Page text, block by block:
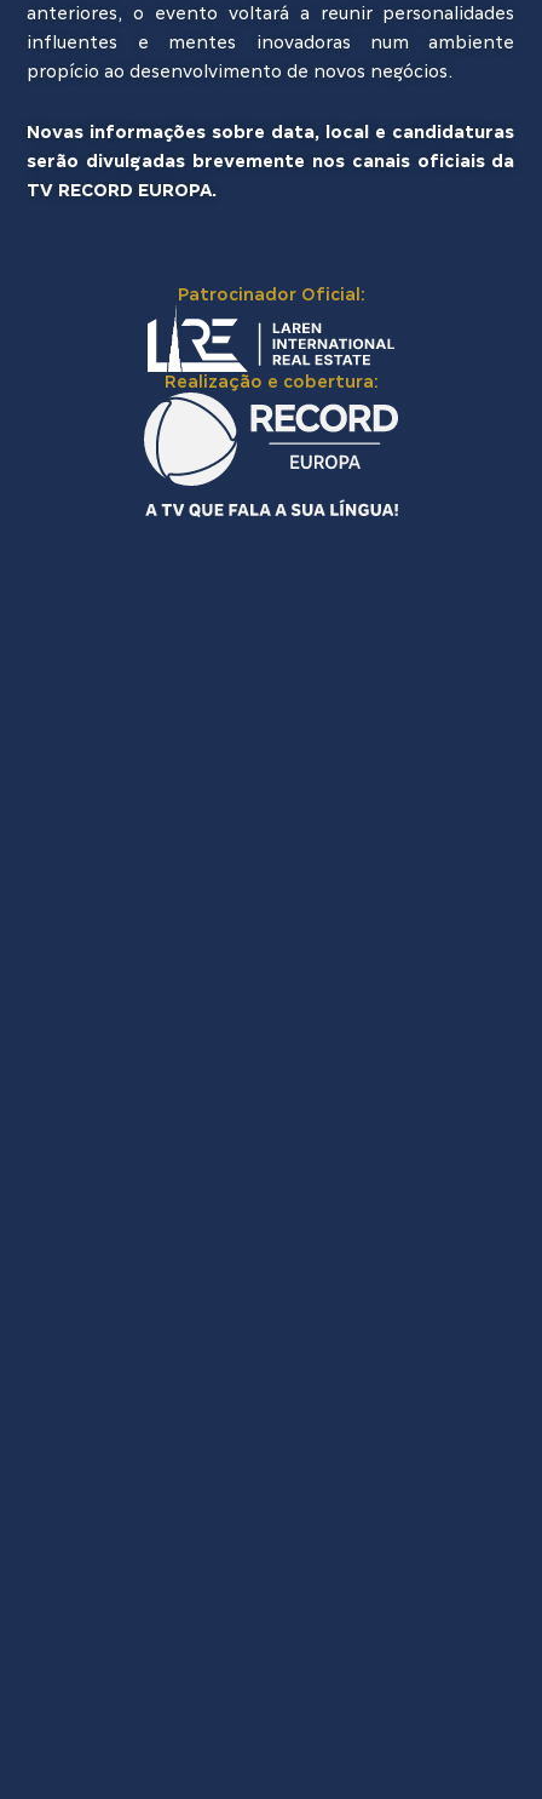
anteriores, o evento voltará a reunir personalidades
influentes e mentes inovadoras num ambiente
propício ao desenvolvimento de novos negócios.
Novas informações sobre data, local e candidaturas
serão divulgadas brevemente nos canais oficiais da
TV RECORD EUROPA.
Patrocinador Oficial:
Realização e cobertura: